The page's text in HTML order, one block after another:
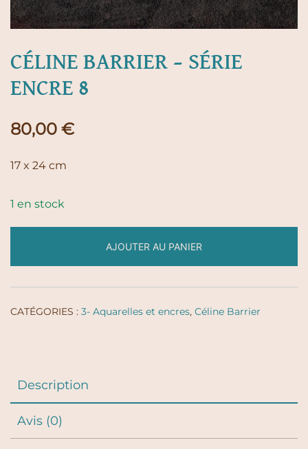
CÉLINE BARRIER – SÉRIE
ENCRE 8
80,00 €
17 x 24 cm
1 en stock
AJOUTER AU PANIER
CATÉGORIES : 3- Aquarelles et encres, Céline Barrier
Description
Avis (0)